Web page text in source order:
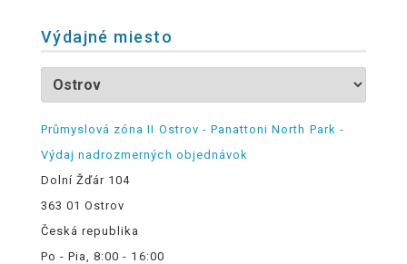
Výdajné miesto
Průmyslová zóna II Ostrov - Panattoni North Park -
Výdaj nadrozmerných objednávok
Dolní Žďár 104
363 01 Ostrov
Česká republika
Po - Pia, 8:00 - 16:00